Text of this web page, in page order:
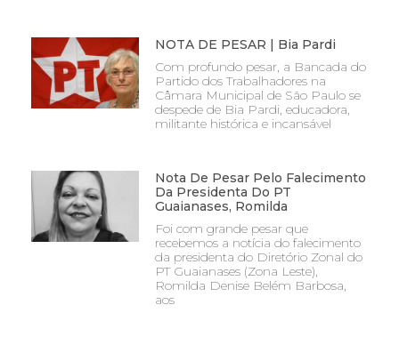
NOTA DE PESAR | Bia Pardi
Com profundo pesar, a Bancada do
Partido dos Trabalhadores na
Câmara Municipal de São Paulo se
despede de Bia Pardi, educadora,
militante histórica e incansável
Nota De Pesar Pelo Falecimento
Da Presidenta Do PT
Guaianases, Romilda
Foi com grande pesar que
recebemos a notícia do falecimento
da presidenta do Diretório Zonal do
PT Guaianases (Zona Leste),
Romilda Denise Belém Barbosa,
aos